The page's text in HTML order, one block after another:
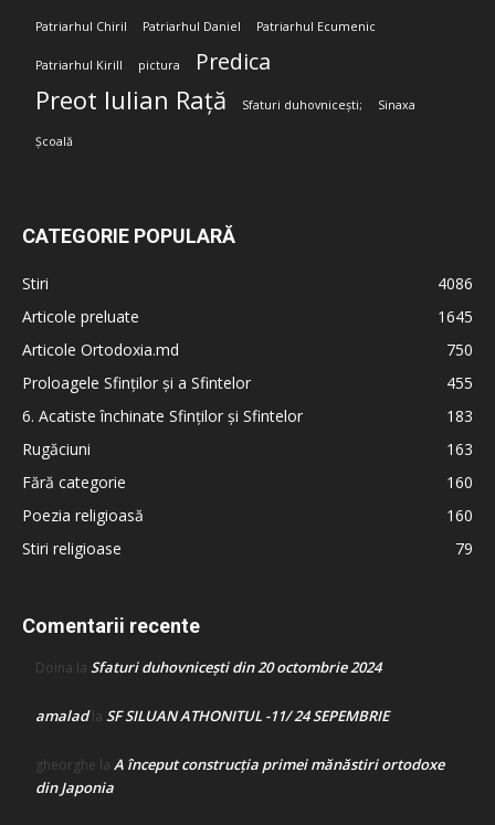
Patriarhul Chiril Patriarhul Daniel Patriarhul Ecumenic
Patriarhul Kirill pictura Predica
Preot Iulian Rață Sfaturi duhovnicești; Sinaxa
Școală
CATEGORIE POPULARĂ
Stiri
4086
Articole preluate
1645
Articole Ortodoxia.md
750
Proloagele Sfinților și a Sfintelor
455
6. Acatiste închinate Sfinților și Sfintelor
183
Rugăciuni
163
Fără categorie
160
Poezia religioasă
160
Stiri religioase
79
Comentarii recente
Doina la Sfaturi duhovnicești din 20 octombrie 2024
amaladla SF SILUAN ATHONITUL -11/ 24 SEPEMBRIE
gheorghe la A început construcţia primei mănăstiri ortodoxe
din Japonia